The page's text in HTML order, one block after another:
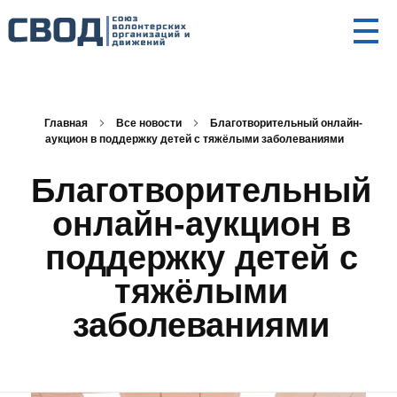
Главная Все новости
Благотворительный онлайн-
аукцион в поддержку детей с тяжёлыми заболеваниями
Благотворительный
онлайн-аукцион в
поддержку детей с
тяжёлыми
заболеваниями